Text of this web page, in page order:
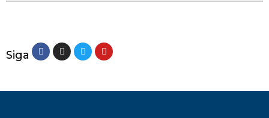
Siga